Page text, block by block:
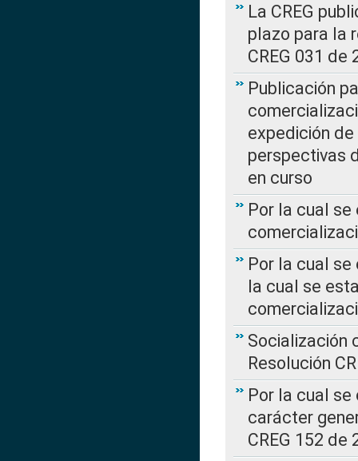
La CREG
plazo para la
CREG 031 de
Publicación
expedición de
perspectivas
en curso
Por la cual
Por la cual se
la cual se
Socialización
Resolución
Por la cual
carácter
CREG 152 de